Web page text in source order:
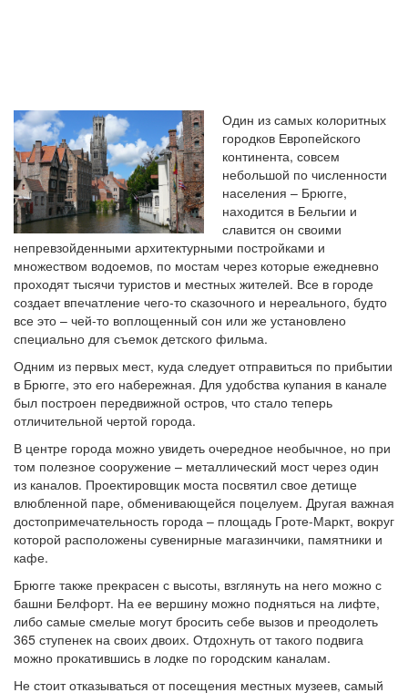
Один из самых колоритных
городков Европейского
континента, совсем
небольшой по численности
населения – Брюгге,
находится в Бельгии и
славится он своими
непревзойденными архитектурными постройками и
множеством водоемов, по мостам через которые ежедневно
проходят тысячи туристов и местных жителей. Все в городе
создает впечатление чего-то сказочного и нереального, будто
все это – чей-то воплощенный сон или же установлено
специально для съемок детского фильма.
Одним из первых мест, куда следует отправиться по прибытии
в Брюгге, это его набережная. Для удобства купания в канале
был построен передвижной остров, что стало теперь
отличительной чертой города.
В центре города можно увидеть очередное необычное, но при
том полезное сооружение – металлический мост через один
из каналов. Проектировщик моста посвятил свое детище
влюбленной паре, обменивающейся поцелуем. Другая важная
достопримечательность города – площадь Гроте-Маркт, вокруг
которой расположены сувенирные магазинчики, памятники и
кафе.
Брюгге также прекрасен с высоты, взглянуть на него можно с
башни Белфорт. На ее вершину можно подняться на лифте,
либо самые смелые могут бросить себе вызов и преодолеть
365 ступенек на своих двоих. Отдохнуть от такого подвига
можно прокатившись в лодке по городским каналам.
Не стоит отказываться от посещения местных музеев, самый